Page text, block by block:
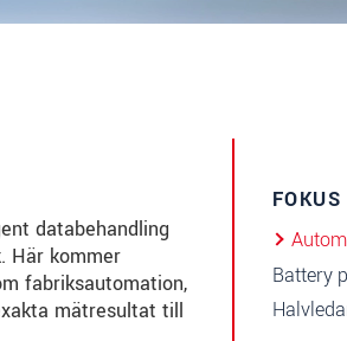
databehandling
Här kommer
fabriksautomation,
mätresultat till
Battery